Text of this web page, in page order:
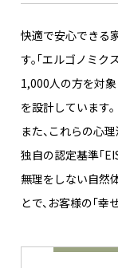
快適で安心できる
す。「エルゴノミク
1,000人の方を対象
を設計しています。
また、これらの心
独自の認定基準「
無理をしない自然
とで、お客様の「幸